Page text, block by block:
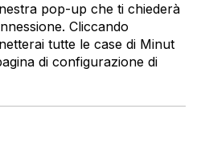
pop-up che ti chiederà
Cliccando
tutte le case di Minut
di configurazione di